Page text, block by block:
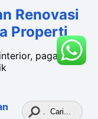
Renovasi
Properti
pagar,